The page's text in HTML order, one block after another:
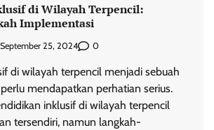
di Wilayah Terpencil:
Implementasi
September 25, 2024 0
di wilayah terpencil menjadi sebuah
mendapatkan perhatian serius.
inklusif di wilayah terpencil
tersendiri, namun langkah-